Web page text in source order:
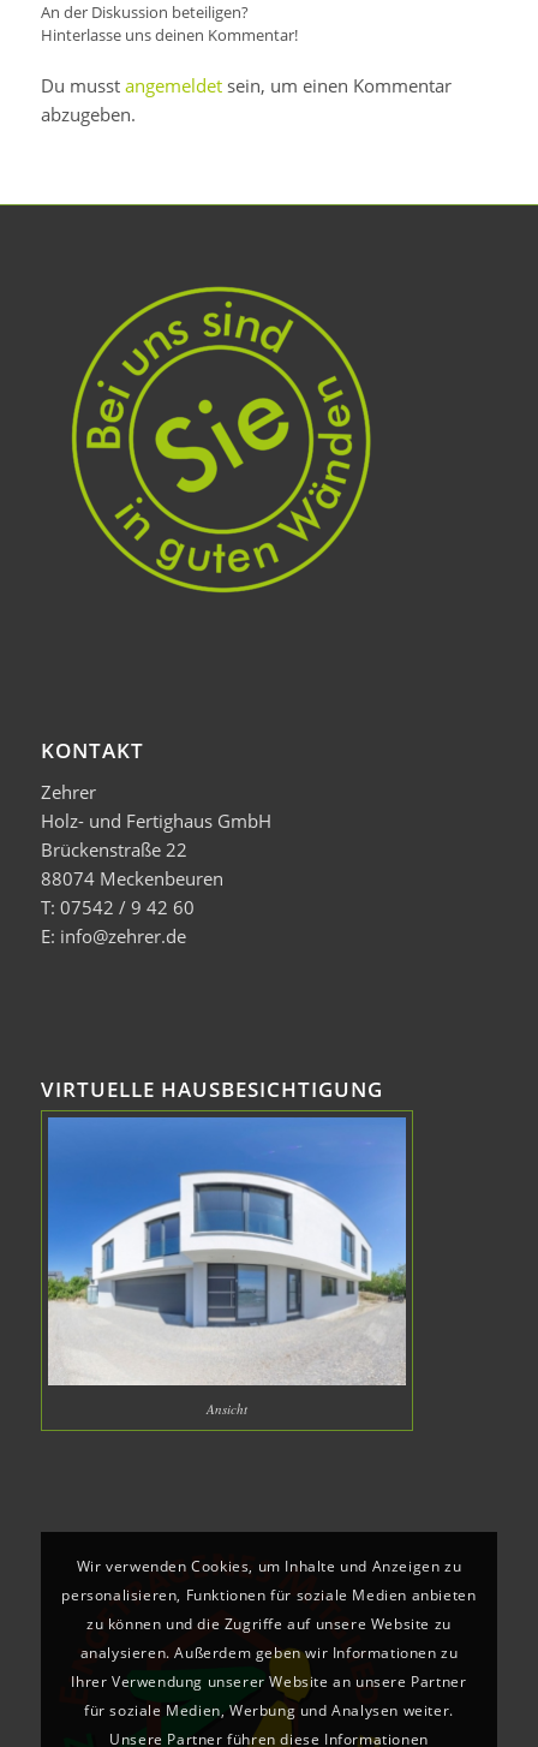
An der Diskussion beteiligen?
Hinterlasse uns deinen Kommentar!
Du musst angemeldetsein, um einen Kommentar
abzugeben.
KONTAKT
Zehrer
Holz- und Fertighaus GmbH
Brückenstraße 22
88074 Meckenbeuren
T: 07542 / 9 42 60
E: info@zehrer.de
VIRTUELLE HAUSBESICHTIGUNG
Ansicht
Wir verwenden Cookies, um Inhalte und Anzeigen zu
personalisieren, Funktionen für soziale Medien anbieten
zu können und die Zugriffe auf unsere Website zu
analysieren. Außerdem geben wir Informationen zu
Ihrer Verwendung unserer Website an unsere Partner
für soziale Medien, Werbung und Analysen weiter.
Unsere Partner führen diese Informationen